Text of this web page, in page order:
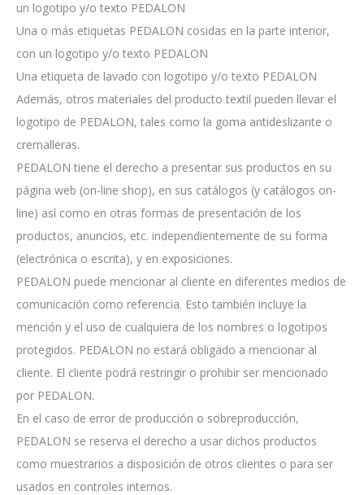
un logotipo y/o texto PEDALON
Una o más etiquetas PEDALON cosidas en la parte interior,
con un logotipo y/o texto PEDALON
Una etiqueta de lavado con logotipo y/o texto PEDALON
Además, otros materiales del producto textil pueden llevar el
logotipo de PEDALON, tales como la goma antideslizante o
cremalleras.
PEDALON tiene el derecho a presentar sus productos en su
página web (on-line shop), en sus catálogos (y catálogos on-
line) así como en otras formas de presentación de los
productos, anuncios, etc. independientemente de su forma
(electrónica o escrita), y en exposiciones.
PEDALON puede mencionar al cliente en diferentes medios de
comunicación como referencia. Esto también incluye la
mención y el uso de cualquiera de los nombres o logotipos
protegidos. PEDALON no estará obligado a mencionar al
cliente. El cliente podrá restringir o prohibir ser mencionado
por PEDALON.
En el caso de error de producción o sobreproducción,
PEDALON se reserva el derecho a usar dichos productos
como muestrarios a disposición de otros clientes o para ser
usados en controles internos.